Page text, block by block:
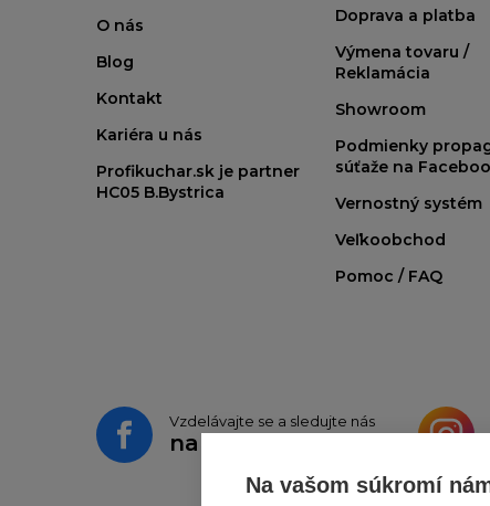
Na vašom súkromí
O nás
Blog
Kontakt
Kariéra u nás
Profikuchar.sk je partner
HC05 B.Bystrica
Doprava a platba
Výmena tovaru /
Reklamácia
Showroom
Podmienky
súťaže na
Vernostný systém
Veľkoobchod
Pomoc / FAQ
Vzdelávajte se a sledujte nás
na